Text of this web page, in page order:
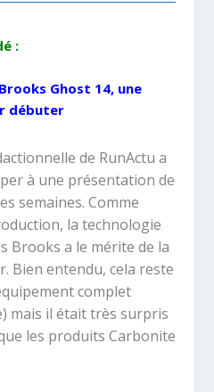
:
Ghost 14, une
débuter
de RunActu a
à une présentation de
semaines. Comme
la technologie
Brooks a le mérite de la
Bien entendu, cela reste
complet
mais il était très surpris
les produits Carbonite